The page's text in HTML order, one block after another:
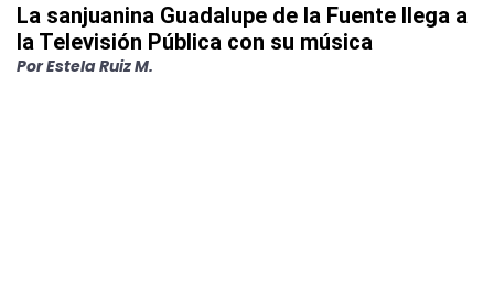
La sanjuanina Guadalupe de la Fuente llega a
la Televisión Pública con su música
PorEstela Ruiz M.